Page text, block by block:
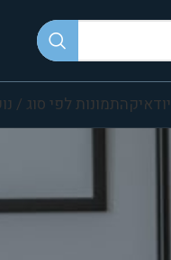
יודאיקהתמונות לפי סוג /